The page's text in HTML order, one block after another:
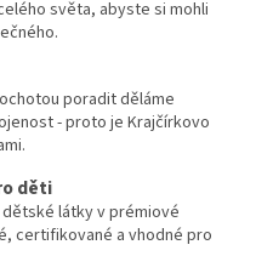
světa, abyste si mohli
poradit děláme
- proto je Krajčírkovo
děti
látky v prémiové
certifikované a vhodné pro